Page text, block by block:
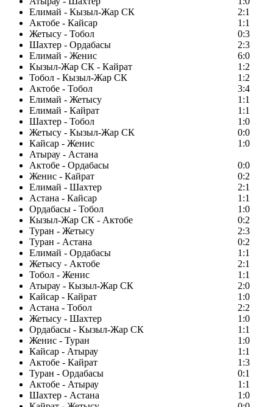
Елимай - Кызыл-Жар СК
2:1
Актобе - Кайсар
1:1
Жетысу - Тобол
0:3
Шахтер - Ордабасы
2:3
Елимай - Женис
6:0
Кызыл-Жар СК - Кайрат
1:2
Тобол - Кызыл-Жар СК
1:2
Актобе - Тобол
3:4
Елимай - Жетысу
1:1
Елимай - Кайрат
1:1
Шахтер - Тобол
1:0
Жетысу - Кызыл-Жар СК
0:0
Кайсар - Женис
1:0
Атырау - Астана
Актобе - Ордабасы
0:0
Женис - Кайрат
0:2
Елимай - Шахтер
2:1
Астана - Кайсар
1:1
Ордабасы - Тобол
1:0
Кызыл-Жар СК - Актобе
0:2
Туран - Жетысу
2:3
Туран - Астана
0:2
Елимай - Ордабасы
1:1
Жетысу - Актобе
2:1
Тобол - Женис
1:1
Атырау - Кызыл-Жар СК
2:0
Кайсар - Кайрат
1:0
Астана - Тобол
2:2
Жетысу - Шахтер
1:0
Ордабасы - Кызыл-Жар СК
1:1
Женис - Туран
1:0
Кайсар - Атырау
1:1
Актобе - Кайрат
1:3
Туран - Ордабасы
0:1
Актобе - Атырау
1:1
Шахтер - Астана
1:0